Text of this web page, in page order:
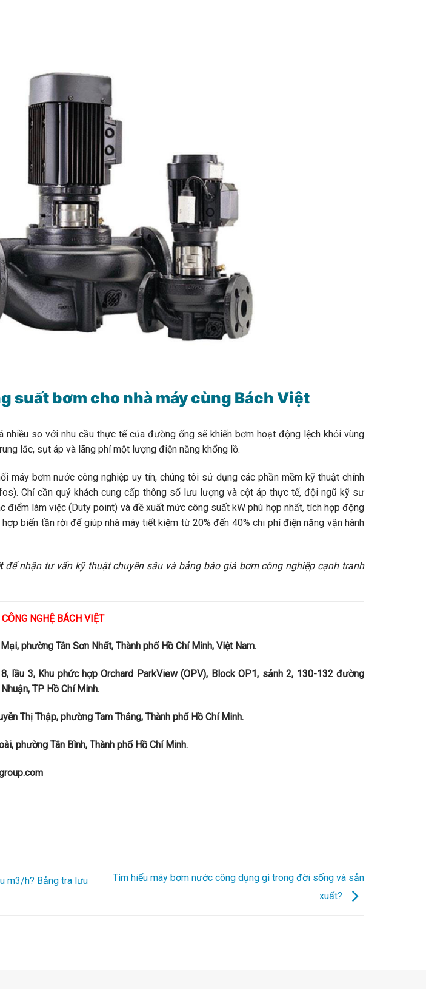
suất bơm cho nhà máy cùng Bách Việt
so với nhu cầu thực tế của đường ống sẽ khiến bơm hoạt động lệch khỏi vùng
lắc, sụt áp và lãng phí một lượng điện năng khổng lồ.
máy bơm nước công nghiệp uy tín, chúng tôi sử dụng các phần mềm kỹ thuật chính
Chỉ cần quý khách cung cấp thông số lưu lượng và cột áp thực tế, đội ngũ kỹ sư
điểm làm việc (Duty point) và đề xuất mức công suất kW phù hợp nhất, tích hợp động
biến tần rời để giúp nhà máy tiết kiệm từ 20% đến 40% chi phí điện năng vận hành
để nhận tư vấn kỹ thuật chuyên sâu và bảng báo giá bơm công nghiệp cạnh tranh
NGHỆ BÁCH VIỆT
phường Tân Sơn Nhất, Thành phố Hồ Chí Minh, Việt Nam.
lầu 3, Khu phức hợp Orchard ParkView (OPV), Block OP1, sảnh 2, 130-132 đường
TP Hồ Chí Minh.
Thị Thập, phường Tam Thắng, Thành phố Hồ Chí Minh.
phường Tân Bình, Thành phố Hồ Chí Minh.
m3/h? Bảng tra lưu
Tìm hiểu máy bơm nước công dụng gì trong đời sống và sản
xuất?